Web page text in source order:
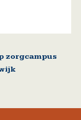
zorgcampus